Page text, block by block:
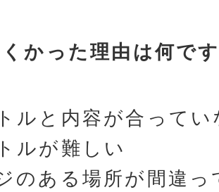
かった理由は何で
ルと内容が合ってい
ルが難しい
のある場所が間違っ